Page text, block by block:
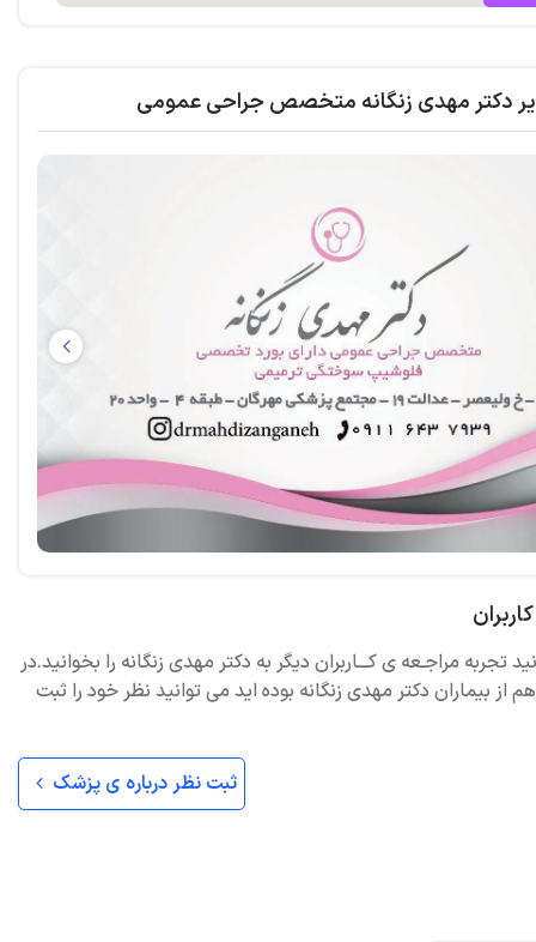
دکتر مهدی زنگانه متخصص جراحی عمومی
تجربه مراجـعه ی کـــاربران دیگر به دکتر مهدی زنگانه را بخوانید.در
از بیماران دکتر مهدی زنگانه بوده اید می توانید نظر خود را ثبت
ثبت نظر درباره ی پزشک